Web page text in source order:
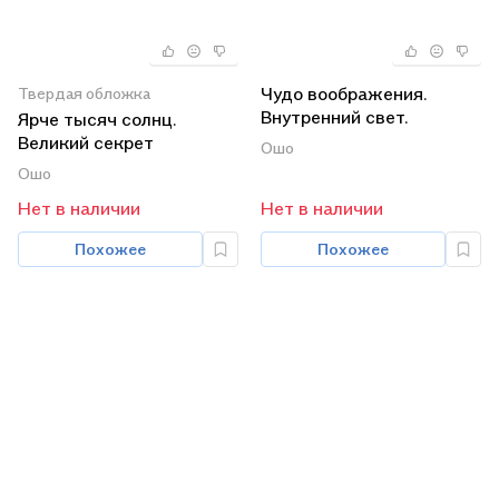
Твердая обложка
Ярче тысяч солнц.
Великий секрет
(комплект из 2 книг)
Ошо
Нет в наличии
Похожее
Чудо воображения.
Внутренний свет.
Исцеление души
Ошо
Нет в наличии
Похожее